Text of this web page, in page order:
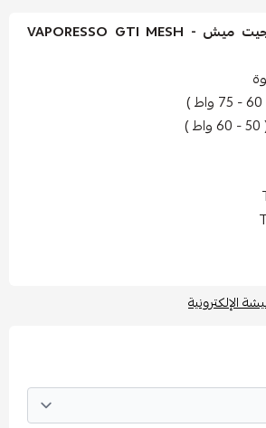
كويلات فابريسو تارجيت ميش - VAPORESSO GTI MESH